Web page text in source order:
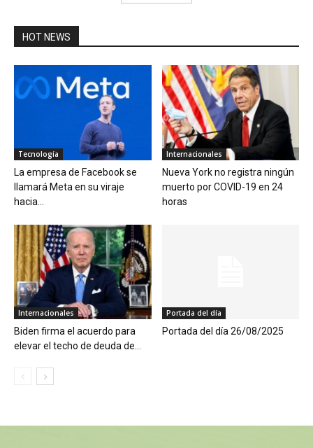
HOT NEWS
Tecnología
La empresa de Facebook se
llamará Meta en su viraje
hacia...
Internacionales
Nueva York no registra ningún
muerto por COVID-19 en 24
horas
Internacionales
Biden firma el acuerdo para
elevar el techo de deuda de...
Portada del día
Portada del día 26/08/2025